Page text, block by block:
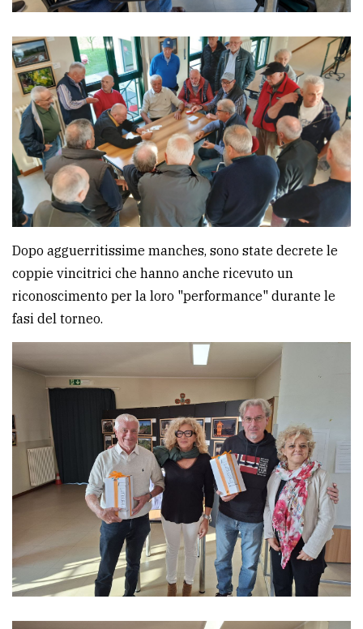
policy
Dopo agguerritissime manches, sono state decrete le
coppie vincitrici che hanno anche ricevuto un
riconoscimento per la loro "performance" durante le
fasi del torneo.